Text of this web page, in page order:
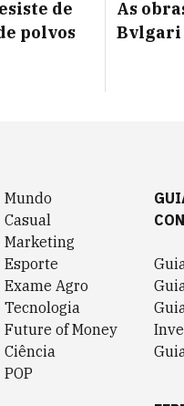
de
polvos
As
Bvlgari
Mundo
Casual
Marketing
Esporte
Exame Agro
Tecnologia
Future of Money
Ciência
POP